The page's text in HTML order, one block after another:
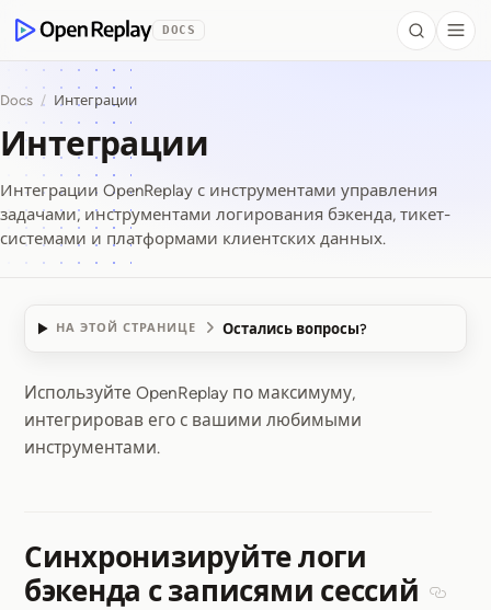
OpenReplay
DOCS Search
Docs / Интеграции
Интеграции
Интеграции OpenReplay с инструментами управления
задачами, инструментами логирования бэкенда, тикет-
системами и платформами клиентских данных.
НА ЭТОЙ СТРАНИЦЕ Остались вопросы?
Интеграции
Используйте OpenReplay по максимуму,
интегрировав его с вашими любимыми
инструментами.
Синхронизируйте логи
бэкенда с записями сессий